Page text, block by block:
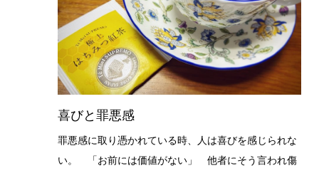
喜びと罪悪感
罪悪感に取り憑かれている時、人は喜びを感じられな
い。 「お前には価値がない」 他者にそう言われ傷